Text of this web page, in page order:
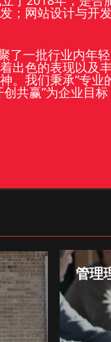
；网站设计与开
一批行业内年
出色的表现以及
。我们秉承“专业
共赢”为企业目
管理